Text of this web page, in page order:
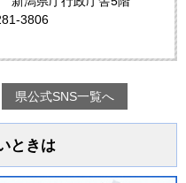
3806
県公式SNS一覧へ
ときは